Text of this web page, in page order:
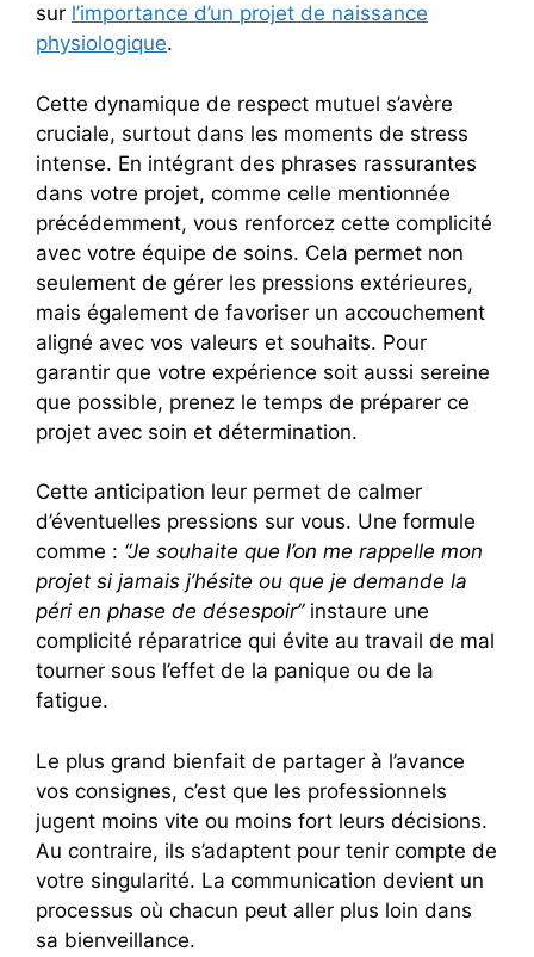
sur l’importance d’un projet de naissance
physiologique.
Cette dynamique de respect mutuel s’avère
cruciale, surtout dans les moments de stress
intense. En intégrant des phrases rassurantes
dans votre projet, comme celle mentionnée
précédemment, vous renforcez cette complicité
avec votre équipe de soins. Cela permet non
seulement de gérer les pressions extérieures,
mais également de favoriser un accouchement
aligné avec vos valeurs et souhaits. Pour
garantir que votre expérience soit aussi sereine
que possible, prenez le temps de préparer ce
projet avec soin et détermination.
Cette anticipation leur permet de calmer
d’éventuelles pressions sur vous. Une formule
comme : “Je souhaite que l’on me rappelle mon
projet si jamais j’hésite ou que je demande la
péri en phase de désespoir”instaure une
complicité réparatrice qui évite au travail de mal
tourner sous l’effet de la panique ou de la
fatigue.
Le plus grand bienfait de partager à l’avance
vos consignes, c’est que les professionnels
jugent moins vite ou moins fort leurs décisions.
Au contraire, ils s’adaptent pour tenir compte de
votre singularité. La communication devient un
processus où chacun peut aller plus loin dans
sa bienveillance.